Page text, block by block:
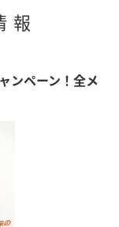
報
ンペーン！全メ